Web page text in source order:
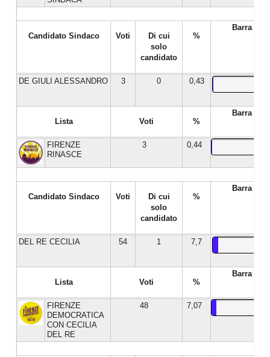
Candidato Sindaco Voti
Di cui
solo
candidato
%
Barra %
DE GIULI ALESSANDRO 3 0 0,43
Lista Voti %
Barra %
FIRENZE
RINASCE
3 0,44
Candidato Sindaco Voti
Di cui
solo
candidato
%
Barra %
DEL RE CECILIA 54 1 7,7
Lista Voti %
Barra %
FIRENZE
DEMOCRATICA
CON CECILIA
DEL RE
48 7,07